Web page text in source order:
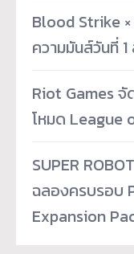
Blood Strike
ความมันส์วันที่
Riot Games
โหมด League
SUPER
ฉลองครบรอบ
Expansion